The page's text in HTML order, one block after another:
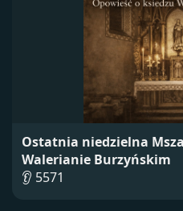
Ostatnia niedzielna
Walerianie Burzyńskim
👂 5571